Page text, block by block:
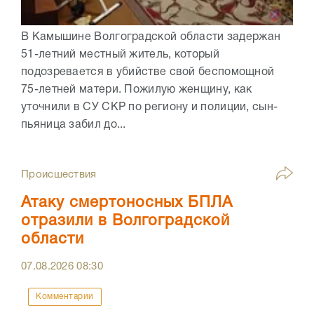
В Камышине Волгоградской области задержан
51-летний местный житель, который
подозревается в убийстве свой беспомощной
75-летней матери. Пожилую женщину, как
уточнили в СУ СКР по региону и полиции, сын-
пьяница забил до...
Происшествия
Атаку смертоносных БПЛА
отразили в Волгоградской
области
07.08.202608:30
Комментарии